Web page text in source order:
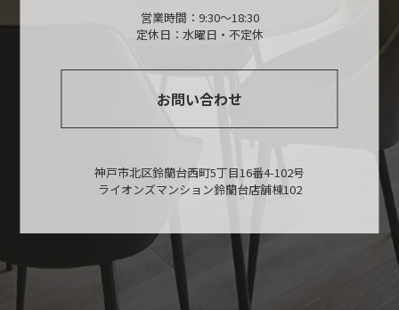
営業時間：9:30～18:30
定休日：水曜日・不定休
お問い合わせ
神戸市北区鈴蘭台西町5丁目16番4-102号
ライオンズマンション鈴蘭台店舗棟102